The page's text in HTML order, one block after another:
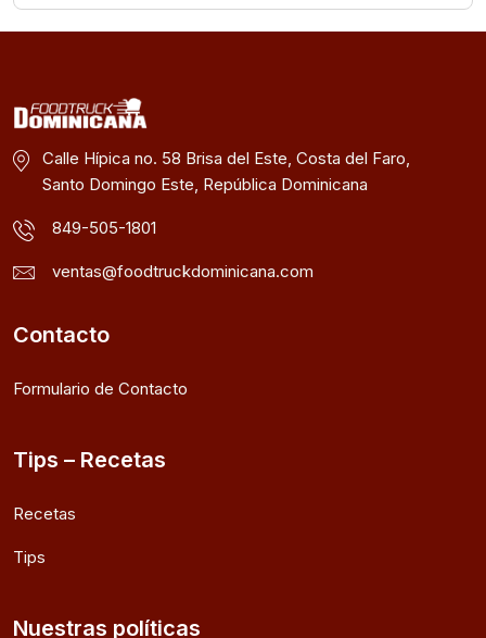
Calle Hípica no. 58 Brisa del Este, Costa del Faro,
Santo Domingo Este, República Dominicana
849-505-1801
ventas@foodtruckdominicana.com
Contacto
Formulario de Contacto
Tips – Recetas
Recetas
Tips
Nuestras políticas